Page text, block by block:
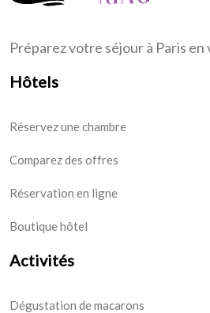
Préparez votre séjour à Paris
Hôtels
Réservez une chambre
Comparez des offres
Réservation en ligne
Boutique hôtel
Activités
Dégustation de macarons